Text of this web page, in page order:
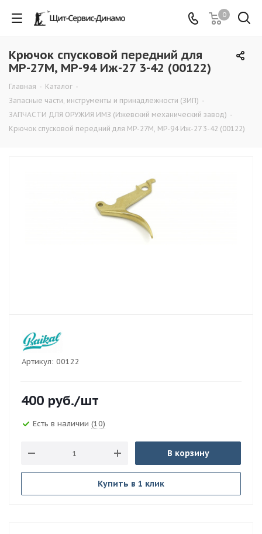
0
Крючок спусковой передний для
MP-27M, MP-94 Иж-27 3-42 (00122)
Главная - Каталог -
Запасные части, инструменты и принадлежности (ЗИП) -
ЗАПЧАСТИ ДЛЯ ОРУЖИЯ ИМЗ (Ижевский механический завод) -
Крючок спусковой передний для MP-27M, MP-94 Иж-27 3-42 (00122)
Артикул: 00122
400 руб./шт
Есть в наличии (10)
В корзину
Купить в 1 клик